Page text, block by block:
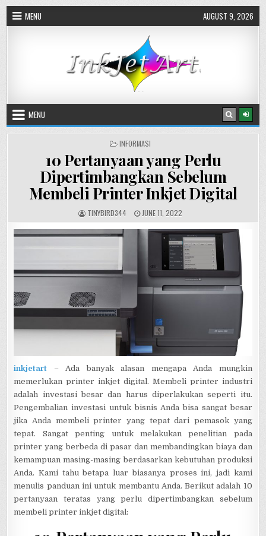
Skip
MENU AUGUST 9, 2026
MENU
POSTED
INFORMASI
10 Pertanyaan yang Perlu
Dipertimbangkan Sebelum
Membeli Printer Inkjet Digital
AUTHOR:
TINYBIRD344
PUBLISHED
DATE:
JUNE 11, 2022
inkjetart – Ada banyak alasan mengapa Anda mungkin
memerlukan printer inkjet digital. Membeli printer industri
adalah investasi besar dan harus diperlakukan seperti itu.
Pengembalian investasi untuk bisnis Anda bisa sangat besar
jika Anda membeli printer yang tepat dari pemasok yang
tepat. Sangat penting untuk melakukan penelitian pada
printer yang berbeda di pasar dan membandingkan biaya dan
kemampuan masing-masing berdasarkan kebutuhan produksi
Anda. Kami tahu betapa luar biasanya proses ini, jadi kami
menulis panduan ini untuk membantu Anda. Berikut adalah 10
pertanyaan teratas yang perlu dipertimbangkan sebelum
membeli printer inkjet digital: